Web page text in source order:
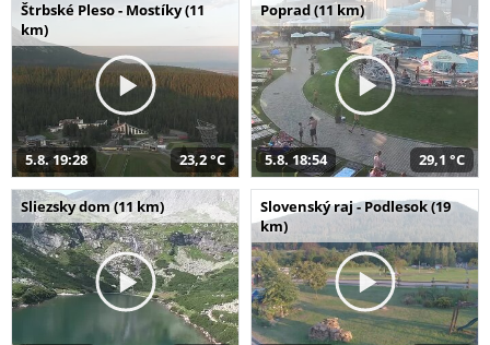
Štrbské Pleso - Mostíky (11
km)
5.8. 19:28 23,2 °C
Poprad (11 km)
5.8. 18:54 29,1 °C
Sliezsky dom (11 km)
Slovenský raj - Podlesok (19
km)